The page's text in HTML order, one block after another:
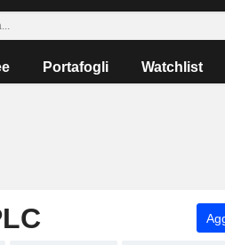
Portafogli Watchlist